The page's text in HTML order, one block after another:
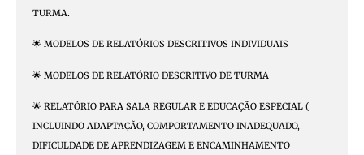
TURMA.
🌟 MODELOS DE RELATÓRIOS DESCRITIVOS INDIVIDUAIS
🌟 MODELOS DE RELATÓRIO DESCRITIVO DE TURMA
🌟 RELATÓRIO PARA SALA REGULAR E EDUCAÇÃO ESPECIAL (
INCLUINDO ADAPTAÇÃO, COMPORTAMENTO INADEQUADO,
DIFICULDADE DE APRENDIZAGEM E ENCAMINHAMENTO